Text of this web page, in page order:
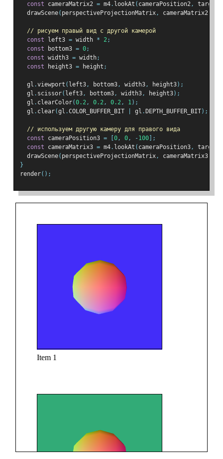
const cameraMatrix2 = m4. lookAt ( cameraPosition2, target
  drawScene
( perspectiveProjectionMatrix, cameraMatrix2
// рисуем правый вид с другой камерой
const left3 = width * 2;
const bottom3 = 0;
const width3 = width;
const height3 = height ;
  gl
.viewport ( left3, bottom3, width3, height3);
  gl
. scissor( left3, bottom3, width3, height3);
  gl
. clearColor(0.2, 0.2, 0.2, 1);
  gl
. clear(gl .COLOR_BUFFER_BIT gl . DEPTH_BUFFER_BIT);
// используем другую камеру для правого вида
const cameraPosition3 = 0, 0, -100 ];
const cameraMatrix3 = m4. lookAt ( cameraPosition3, target
  drawScene
( perspectiveProjectionMatrix, cameraMatrix3
}
render();